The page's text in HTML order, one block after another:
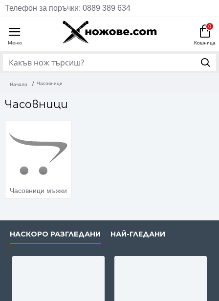
Телефон за поръчки: 0889 389 634
0
Начало Часовници
Часовници
Часовници мъжки
НАСКОРО РАЗГЛЕДАНИ НАЙ-ГЛЕДАНИ